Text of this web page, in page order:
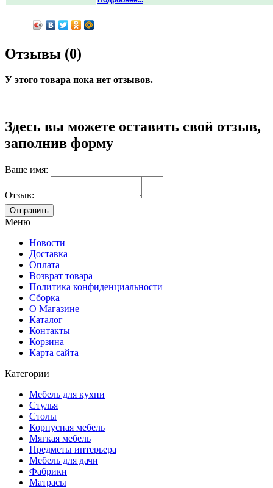
Отзывы (0)
У этого товара пока нет отзывов.
Здесь вы можете оставить свой отзыв,
заполнив форму
Ваше имя:
Отзыв:
Меню
Новости
Доставка
Оплата
Возврат товара
Политика конфиденциальности
Сборка
О Магазине
Каталог
Контакты
Корзина
Карта сайта
Категории
Мебель для кухни
Стулья
Столы
Корпусная мебель
Мягкая мебель
Предметы интерьера
Мебель для дачи
Фабрики
Матраcы